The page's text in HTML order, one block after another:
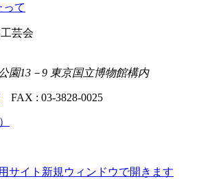
って
芸会
園13－9 東京国立博物館構内
FAX : 03-3828-0025
サイト 新規ウィンドウで開きます